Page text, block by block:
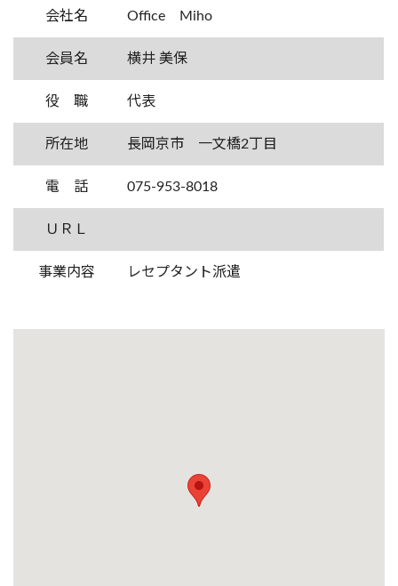
会社名 Office Miho
会員名 横井 美保
役 職 代表
所在地 長岡京市 一文橋2丁目
電 話 075-953-8018
ＵＲＬ
事業内容 レセプタント派遣